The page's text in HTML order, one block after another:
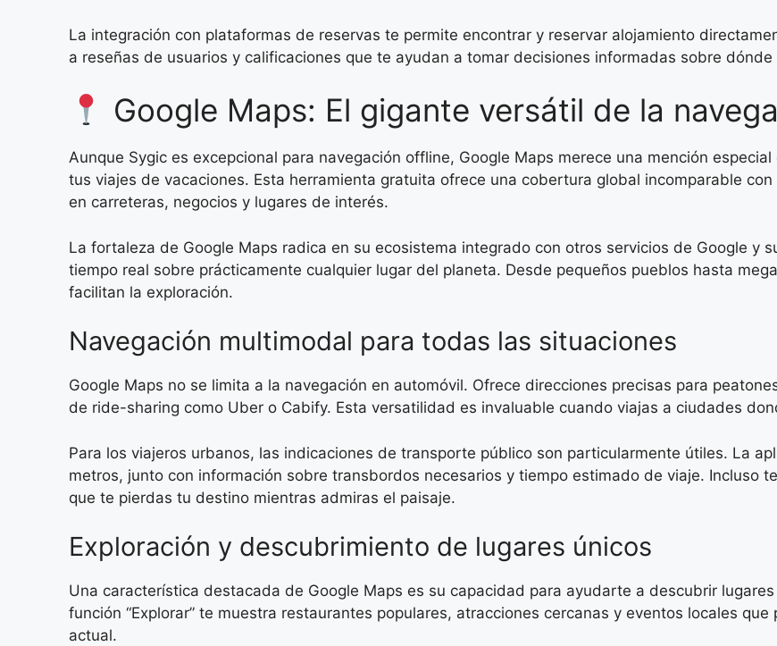
La integración con plataformas de reservas te permite encontrar y reservar alojamiento
a reseñas de usuarios y calificaciones que te ayudan a tomar decisiones informadas sobre
Google Maps: El gigante versátil de la
Aunque Sygic es excepcional para navegación offline, Google Maps merece una mención
tus viajes de vacaciones. Esta herramienta gratuita ofrece una cobertura global incomparable
en carreteras, negocios y lugares de interés.
La fortaleza de Google Maps radica en su ecosistema integrado con otros servicios de Google y
tiempo real sobre prácticamente cualquier lugar del planeta. Desde pequeños pueblos hasta
facilitan la exploración.
Navegación multimodal para todas las situaciones
Google Maps no se limita a la navegación en automóvil. Ofrece direcciones precisas para
de ride-sharing como Uber o Cabify. Esta versatilidad es invaluable cuando viajas a ciudades
Para los viajeros urbanos, las indicaciones de transporte público son particularmente útiles. La
metros, junto con información sobre transbordos necesarios y tiempo estimado de viaje. Incluso
que te pierdas tu destino mientras admiras el paisaje.
Exploración y descubrimiento de lugares únicos
Una característica destacada de Google Maps es su capacidad para ayudarte a descubrir
función “Explorar” te muestra restaurantes populares, atracciones cercanas y eventos locales
actual.